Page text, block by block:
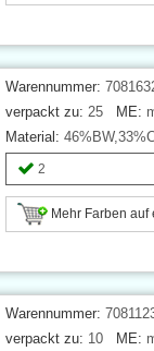
Warennummer:
verpackt zu: 25 ME:
Material:
2
Mehr Farben auf
Warennummer:
verpackt zu: 10 ME: